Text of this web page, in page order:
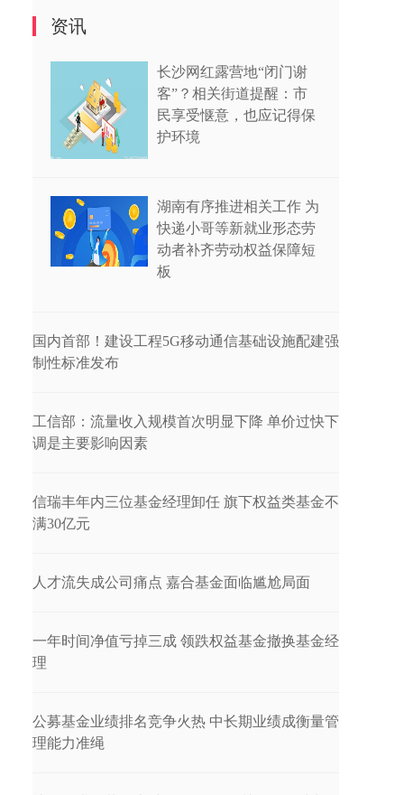
资讯
长沙网红露营地“闭门谢
客”？相关街道提醒：市
民享受惬意，也应记得保
护环境
湖南有序推进相关工作 为
快递小哥等新就业形态劳
动者补齐劳动权益保障短
板
国内首部！建设工程5G移动通信基础设施配建强
制性标准发布
工信部：流量收入规模首次明显下降 单价过快下
调是主要影响因素
信瑞丰年内三位基金经理卸任 旗下权益类基金不
满30亿元
人才流失成公司痛点 嘉合基金面临尴尬局面
一年时间净值亏掉三成 领跌权益基金撤换基金经
理
公募基金业绩排名竞争火热 中长期业绩成衡量管
理能力准绳